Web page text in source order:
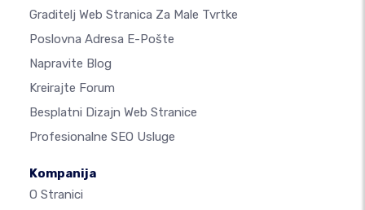
Graditelj Web Stranica Za Male Tvrtke
Poslovna Adresa E-Pošte
Napravite Blog
Kreirajte Forum
Besplatni Dizajn Web Stranice
Profesionalne SEO Usluge
Kompanija
O Stranici